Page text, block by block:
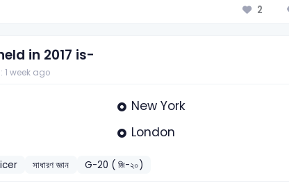
2
in 2017 is-
1 week ago
New York
London
সাধারণ জ্ঞান G-20 ( জি-২০)